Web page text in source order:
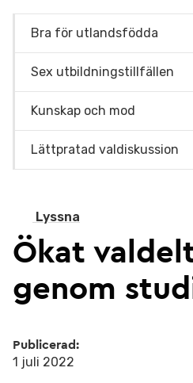
Lyssna
Ökat
genom
Publicerad:
1 juli 2022
Bra för utlandsfödda
Sex utbildningstillfällen
Kunskap och mod
Lättpratad valdiskussion